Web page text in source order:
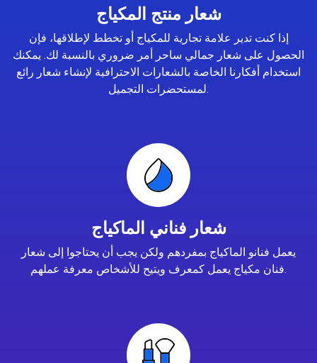
شعار منتج المكياج
إذا كنت تدير علامة تجارية للمكياج أو تخطط لإطلاقها، فإن
الحصول على شعار جمالي ساحر أمر ضروري بالنسبة لك. يمكنك
استخدام أفكارنا الخاصة بالشعارات الاحترافية لإنشاء شعار رائع
لمستحضرات التجميل.
شعار فناني الماكياج
يعمل فنانو الماكياج بمفردهم ولكن يجب أن يحتاجوا إلى شعار
فنان مكياج يعمل كمعرف ويتيح للأشخاص معرفة عملهم.